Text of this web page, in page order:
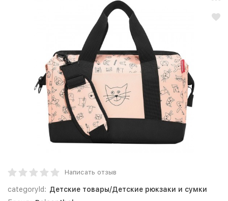
Написать отзыв
categoryId: Детские товары/Детские рюкзаки и сумки